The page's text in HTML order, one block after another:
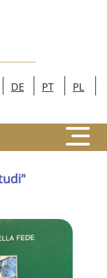
DE PT PL